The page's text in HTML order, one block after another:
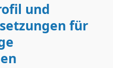
und
für